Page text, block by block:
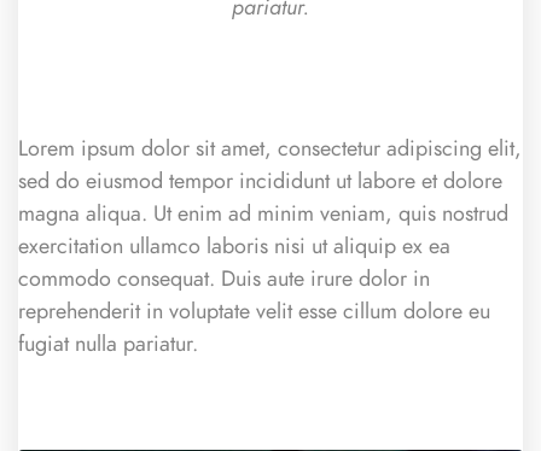
pariatur.
Lorem ipsum dolor sit amet, consectetur adipiscing elit,
sed do eiusmod tempor incididunt ut labore et dolore
magna aliqua. Ut enim ad minim veniam, quis nostrud
exercitation ullamco laboris nisi ut aliquip ex ea
commodo consequat. Duis aute irure dolor in
reprehenderit in voluptate velit esse cillum dolore eu
fugiat nulla pariatur.